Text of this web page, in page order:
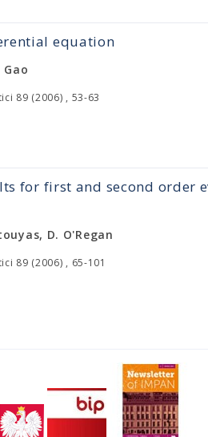
equation
89 (2006) , 53-63
for first and second order
D. O'Regan
89 (2006) , 65-101